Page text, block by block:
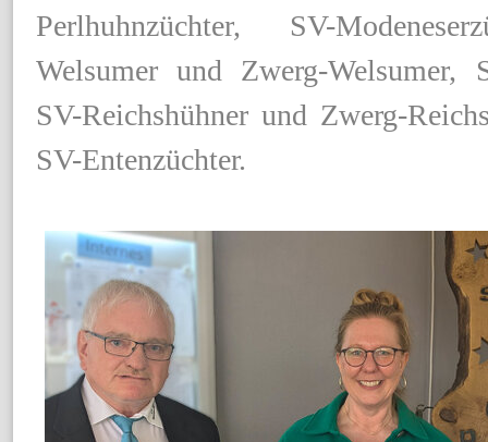
Perlhuhnzüchter, SV-
Welsumer und Zwerg-Welsumer,
SV-Reichshühner und Zwerg-
SV-Entenzüchter.